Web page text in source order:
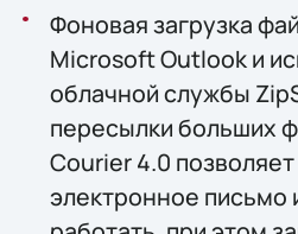
Фоновая загрузка
Microsoft Outlook и
облачной службы
пересылки больших
Courier 4.0
электронное письмо